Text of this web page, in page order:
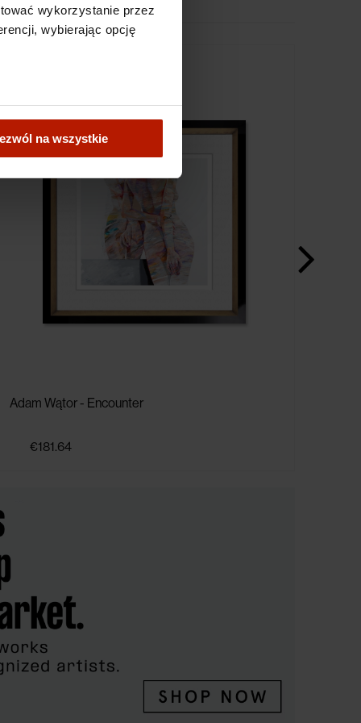
wykorzystanie przez
wybierając opcję
na wszystkie
Adam Wątor - Encounter
€181.64